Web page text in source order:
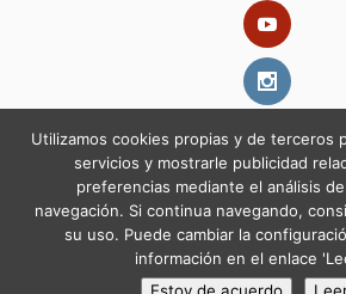
Utilizamos cookies propias y de terceros
servicios y mostrarle publicidad
preferencias mediante el análisis
navegación. Si continua navegando,
su uso. Puede cambiar la
información en el enlace